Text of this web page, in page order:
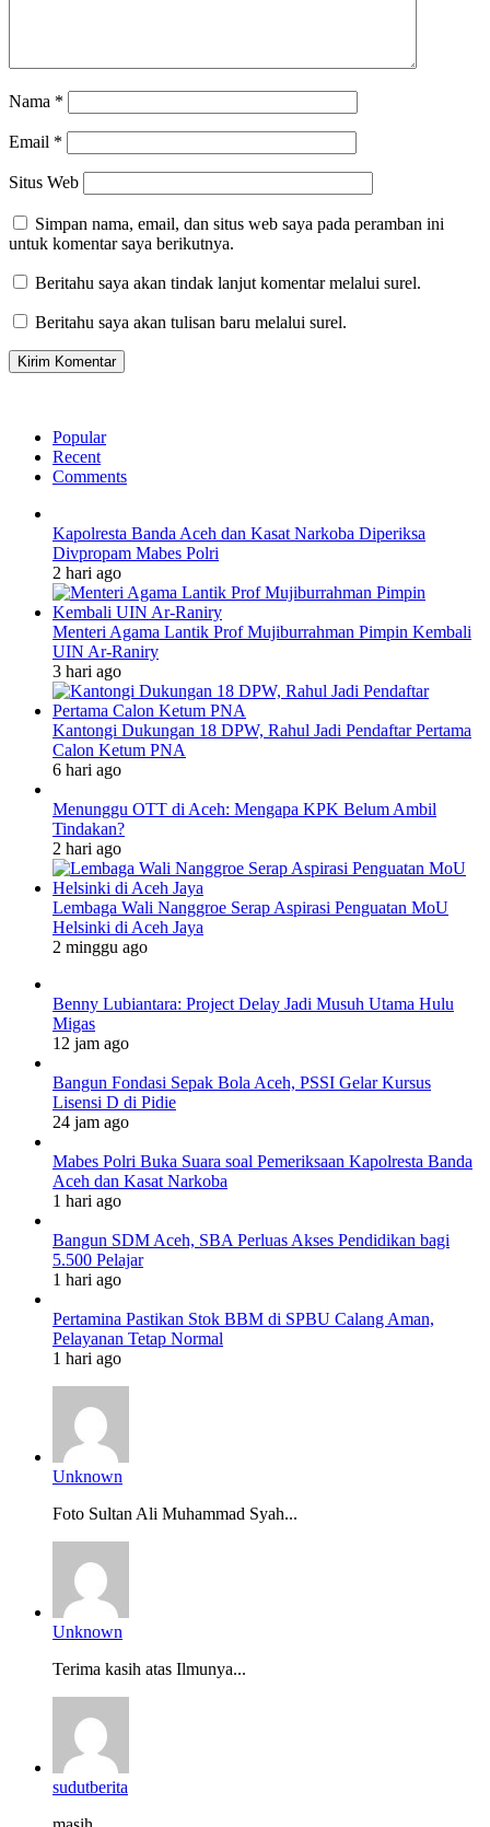
Nama *
Email *
Situs Web
Simpan nama, email, dan situs web saya pada peramban ini
untuk komentar saya berikutnya.
Beritahu saya akan tindak lanjut komentar melalui surel.
Beritahu saya akan tulisan baru melalui surel.
Popular
Recent
Comments
Kapolresta Banda Aceh dan Kasat Narkoba Diperiksa
Divpropam Mabes Polri
2 hari ago
Menteri Agama Lantik Prof Mujiburrahman Pimpin Kembali
UIN Ar-Raniry
3 hari ago
Kantongi Dukungan 18 DPW, Rahul Jadi Pendaftar Pertama
Calon Ketum PNA
6 hari ago
Menunggu OTT di Aceh: Mengapa KPK Belum Ambil
Tindakan?
2 hari ago
Lembaga Wali Nanggroe Serap Aspirasi Penguatan MoU
Helsinki di Aceh Jaya
2 minggu ago
Benny Lubiantara: Project Delay Jadi Musuh Utama Hulu
Migas
12 jam ago
Bangun Fondasi Sepak Bola Aceh, PSSI Gelar Kursus
Lisensi D di Pidie
24 jam ago
Mabes Polri Buka Suara soal Pemeriksaan Kapolresta Banda
Aceh dan Kasat Narkoba
1 hari ago
Bangun SDM Aceh, SBA Perluas Akses Pendidikan bagi
5.500 Pelajar
1 hari ago
Pertamina Pastikan Stok BBM di SPBU Calang Aman,
Pelayanan Tetap Normal
1 hari ago
Unknown
Foto Sultan Ali Muhammad Syah...
Unknown
Terima kasih atas Ilmunya...
sudutberita